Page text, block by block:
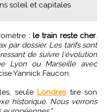
soleil et capitales
: le train reste cher.
par dossier. Les tarifs sont
de suivre l'évolution
Lyon ou Marseille avec
Yannick Faucon.
seule Londrestire son
historique. Nous verrons